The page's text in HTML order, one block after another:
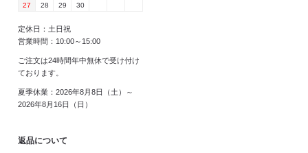
27
28 29 30
定休日：土日祝
営業時間：10:00～15:00
ご注文は24時間年中無休で受け付け
ております。
夏季休業：2026年8月8日（土）～
2026年8月16日（日）
返品について